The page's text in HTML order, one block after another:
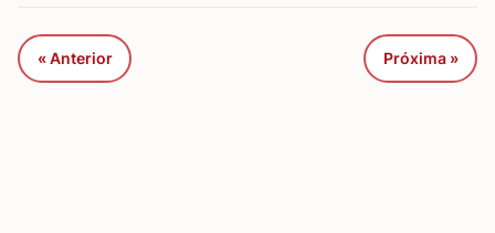
« Anterior Próxima »